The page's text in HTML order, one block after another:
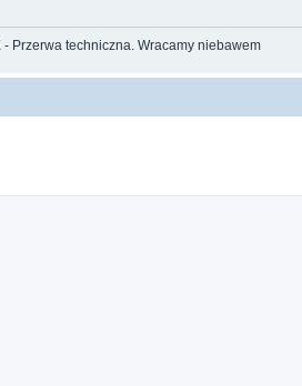
- Przerwa techniczna. Wracamy niebawem